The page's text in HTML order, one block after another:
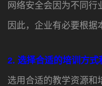
网络安全会因为不同行
因此，企业有必要根据
2. 选择合适的培训方式
选用合适的教学资源和